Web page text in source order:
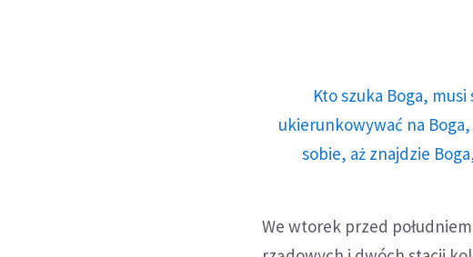
Kto szuka Boga,
ukierunkowywać na
sobie, aż znajdzie
We wtorek przed